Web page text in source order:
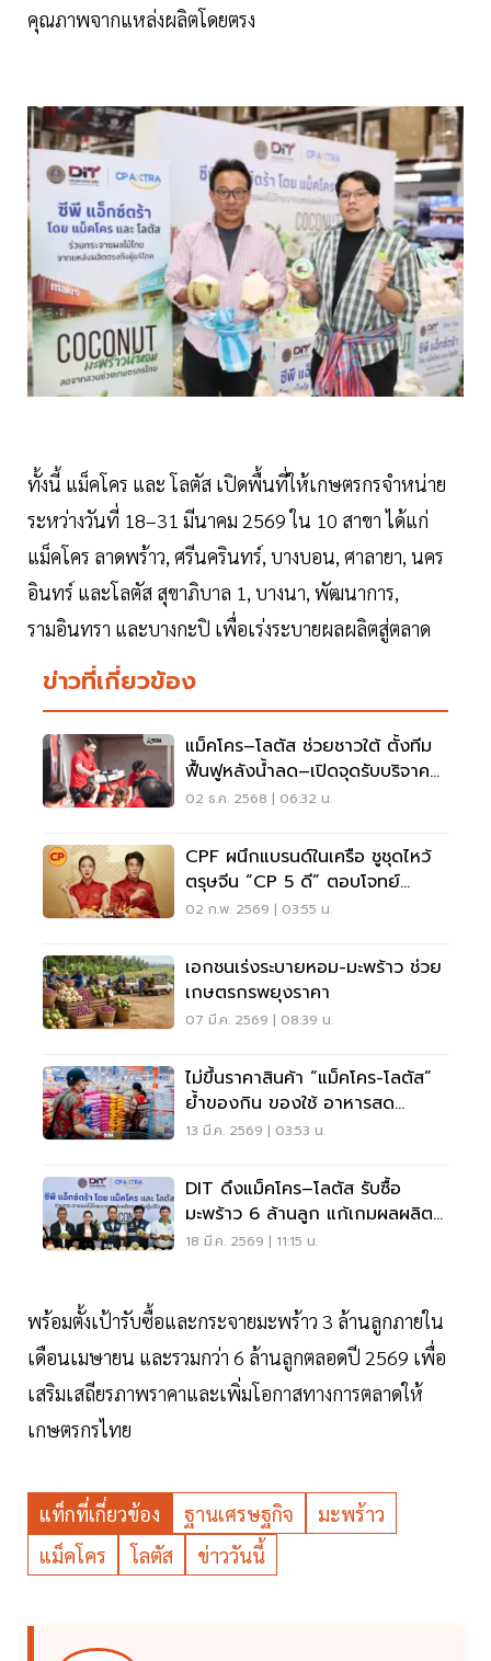
คุณภาพจากแหล่งผลิตโดยตรง
ทั้งนี้ แม็คโคร และ โลตัส เปิดพื้นที่ให้เกษตรกรจำหน่าย
ระหว่างวันที่ 18–31 มีนาคม 2569 ใน 10 สาขา ได้แก่
แม็คโคร ลาดพร้าว, ศรีนครินทร์, บางบอน, ศาลายา, นคร
อินทร์ และโลตัส สุขาภิบาล 1, บางนา, พัฒนาการ,
รามอินทรา และบางกะปิ เพื่อเร่งระบายผลผลิตสู่ตลาด
ข่าวที่เกี่ยวข้อง
แม็คโคร–โลตัส ช่วยชาวใต้ ตั้งทีม
ฟื้นฟูหลังน้ำลด–เปิดจุดรับบริจาค
ทุกสาขา
02 ธ.ค. 2568 | 06:32 น.
CPF ผนึกแบรนด์ในเครือ ชูชุดไหว้
ตรุษจีน “CP 5 ดี” ตอบโจทย์
สะดวก–ครบ–ได้มงคล
02 ก.พ. 2569 | 03:55 น.
เอกชนเร่งระบายหอม-มะพร้าว ช่วย
เกษตรกรพยุงราคา
07 มี.ค. 2569 | 08:39 น.
ไม่ขึ้นราคาสินค้า “แม็คโคร-โลตัส”
ย้ำของกิน ของใช้ อาหารสด
อาหารแห้งไม่ขาดแคลน
13 มี.ค. 2569 | 03:53 น.
DIT ดึงแม็คโคร–โลตัส รับซื้อ
มะพร้าว 6 ล้านลูก แก้เกมผลผลิต
ล้นตลาด พยุงราคาหน้าสวน
18 มี.ค. 2569 | 11:15 น.
พร้อมตั้งเป้ารับซื้อและกระจายมะพร้าว 3 ล้านลูกภายใน
เดือนเมษายน และรวมกว่า 6 ล้านลูกตลอดปี 2569 เพื่อ
เสริมเสถียรภาพราคาและเพิ่มโอกาสทางการตลาดให้
เกษตรกรไทย
แท็กที่เกี่ยวข้อง ฐานเศรษฐกิจ
มะพร้าว
แม็คโคร
โลตัส ข่าววันนี้